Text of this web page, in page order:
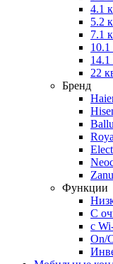
4.1
5.2
7.1
10.1
14.1
22
Бренд
Ballu
Функции
С
с
On/